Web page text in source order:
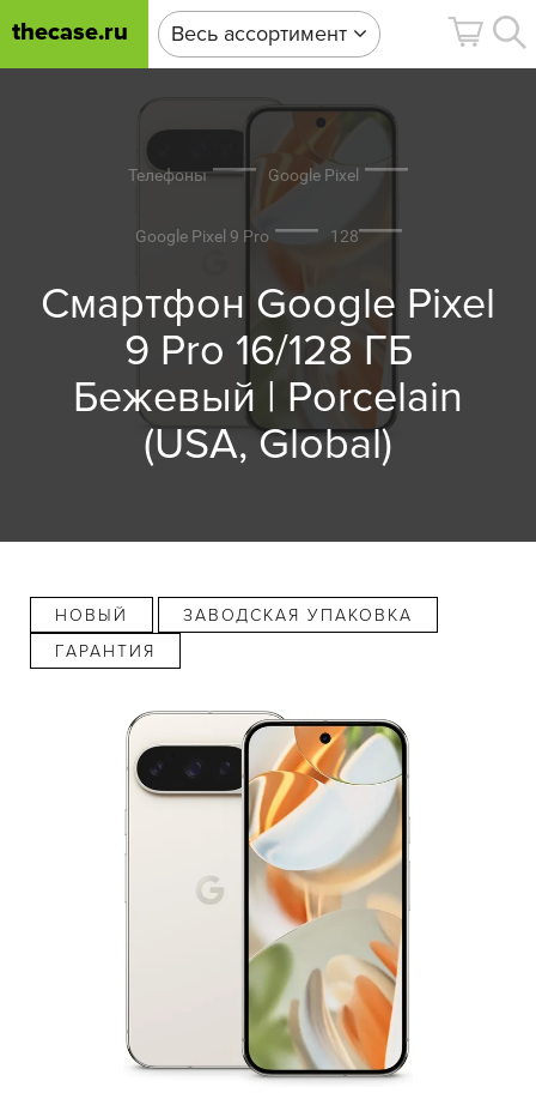
thecase.ru Весь ассортимент
Телефоны Google Pixel
Google Pixel 9 Pro 128
Смартфон Google Pixel
9 Pro 16/128 ГБ
Бежевый | Porcelain
(USA, Global)
НОВЫЙ
ЗАВОДСКАЯ УПАКОВКА
ГАРАНТИЯ